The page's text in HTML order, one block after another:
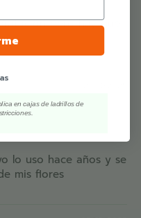
pero hay que
lo uso hace años y se
mis flores
en cajas de ladrillos de